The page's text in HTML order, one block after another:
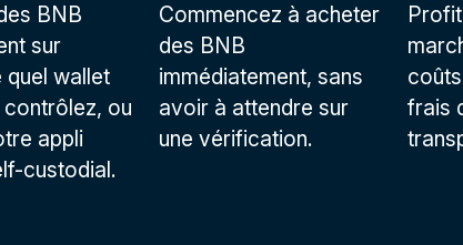
BNB
sur
wallet
ou
appli
custodial.
Commencez à acheter
des BNB
immédiatement, sans
avoir à attendre sur
une vérification.
frais